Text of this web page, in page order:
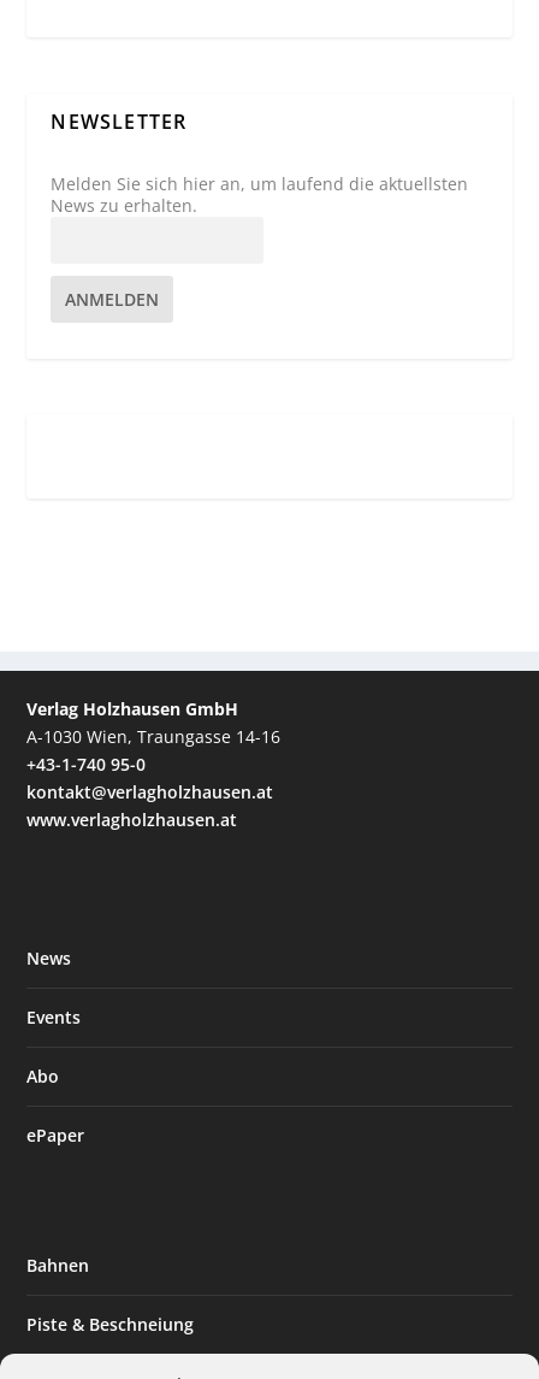
NEWSLETTER
Melden Sie sich hier an, um laufend die aktuellsten
News zu erhalten.
ANMELDEN
Verlag Holzhausen GmbH
A-1030 Wien, Traungasse 14-16
+43-1-740 95-0
kontakt@verlagholzhausen.at
www.verlagholzhausen.at
News
Events
Abo
ePaper
Bahnen
Piste & Beschneiung